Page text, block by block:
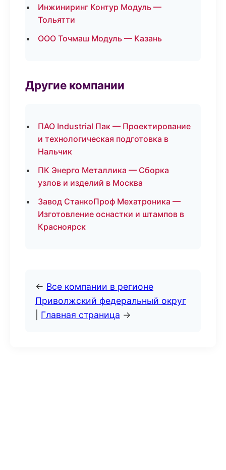
Инжиниринг Контур Модуль —
Тольятти
ООО Точмаш Модуль — Казань
Другие компании
ПАО Industrial Пак — Проектирование
и технологическая подготовка в
Нальчик
ПК Энерго Металлика — Сборка
узлов и изделий в Москва
Завод СтанкоПроф Мехатроника —
Изготовление оснастки и штампов в
Красноярск
← Все компании в регионе
Приволжский федеральный округ
Главная страница →